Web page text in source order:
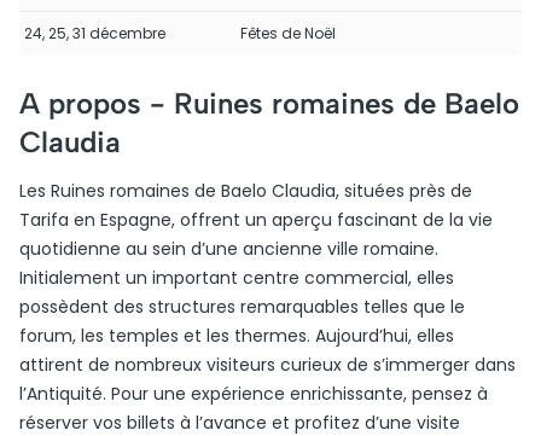
24, 25, 31 décembre Fêtes de Noël
A propos - Ruines romaines de Baelo
Claudia
Les Ruines romaines de Baelo Claudia, situées près de
Tarifa en Espagne, offrent un aperçu fascinant de la vie
quotidienne au sein d’une ancienne ville romaine.
Initialement un important centre commercial, elles
possèdent des structures remarquables telles que le
forum, les temples et les thermes. Aujourd’hui, elles
attirent de nombreux visiteurs curieux de s’immerger dans
l’Antiquité. Pour une expérience enrichissante, pensez à
réserver vos billets à l’avance et profitez d’une visite